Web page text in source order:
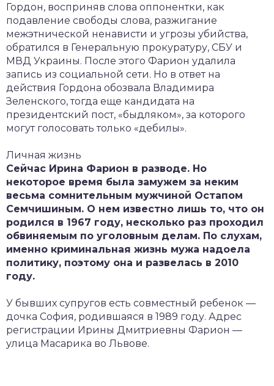
Гордон, восприняв слова оппонентки, как
подавление свободы слова, разжигание
межэтнической ненависти и угрозы убийства,
обратился в Генеральную прокуратуру, СБУ и
МВД Украины. После этого Фарион удалила
запись из социальной сети. Но в ответ на
действия Гордона обозвала Владимира
Зеленского, тогда еще кандидата на
президентский пост, «быдляком», за которого
могут голосовать только «дебилы».
Личная жизнь
Сейчас Ирина Фарион в разводе. Но
некоторое время была замужем за неким
весьма сомнительным мужчиной Остапом
Семчишиным. О нем известно лишь то, что он
родился в 1967 году, несколько раз проходил
обвиняемым по уголовным делам. По слухам,
именно криминальная жизнь мужа надоела
политику, поэтому она и развелась в 2010
году.
У бывших супругов есть совместный ребенок —
дочка София, родившаяся в 1989 году. Адрес
регистрации Ирины Дмитриевны Фарион —
улица Масарика во Львове.